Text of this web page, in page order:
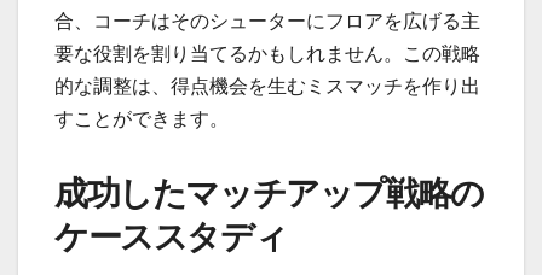
合、コーチはそのシューターにフロアを広げる主
要な役割を割り当てるかもしれません。この戦略
的な調整は、得点機会を生むミスマッチを作り出
すことができます。
成功したマッチアップ戦略の
ケーススタディ